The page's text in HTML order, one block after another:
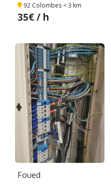
92 Colombes < 3 km
35€ / h
Foued